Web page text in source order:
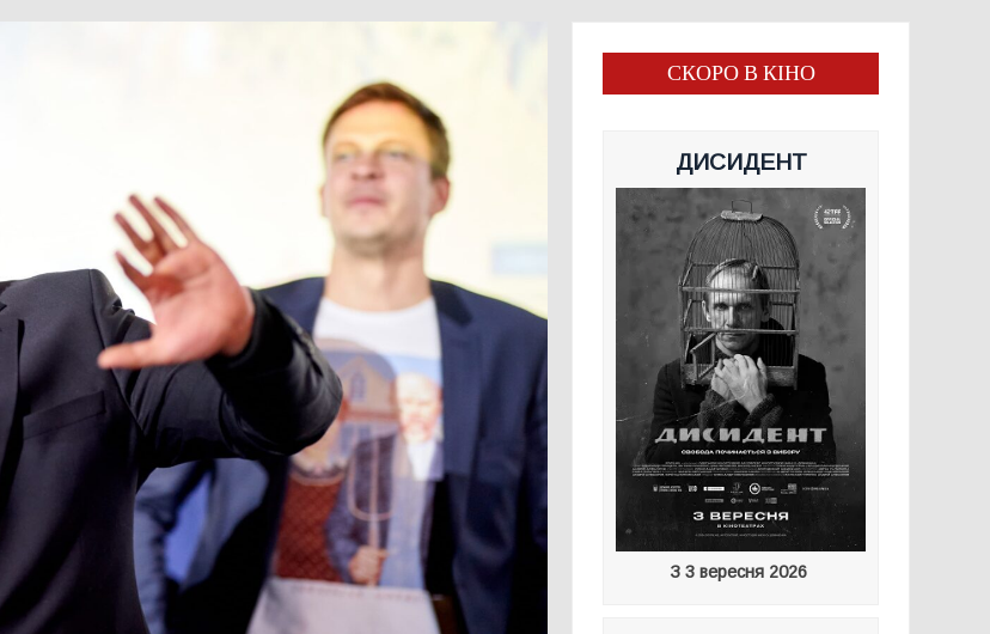
СКОРО В КІНО
ДИСИДЕНТ
З 3 вересня 2026